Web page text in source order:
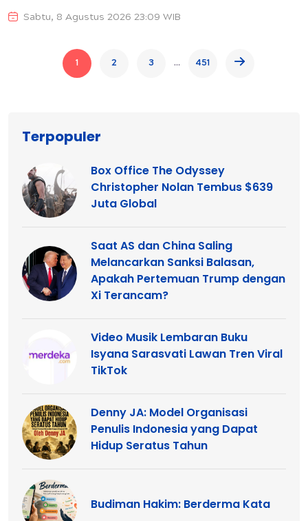
Sabtu, 8 Agustus 2026 23:09 WIB
1 2 3 ... 451
Terpopuler
Box Office The Odyssey
Christopher Nolan Tembus $639
Juta Global
Saat AS dan China Saling
Melancarkan Sanksi Balasan,
Apakah Pertemuan Trump dengan
Xi Terancam?
Video Musik Lembaran Buku
Isyana Sarasvati Lawan Tren Viral
TikTok
Denny JA: Model Organisasi
Penulis Indonesia yang Dapat
Hidup Seratus Tahun
Budiman Hakim: Berderma Kata